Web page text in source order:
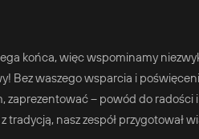
końca, więc wspominamy
Bez waszego wsparcia i
zaprezentować – powód do
tradycją, nasz zespół przygotował